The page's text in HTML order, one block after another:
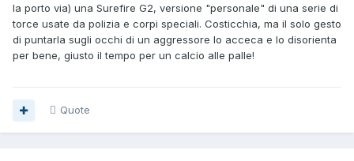
la porto via) una Surefire G2, versione "personale" di una serie di
torce usate da polizia e corpi speciali. Costicchia, ma il solo gesto
di puntarla sugli occhi di un aggressore lo acceca e lo disorienta
per bene, giusto il tempo per un calcio alle palle!
Quote